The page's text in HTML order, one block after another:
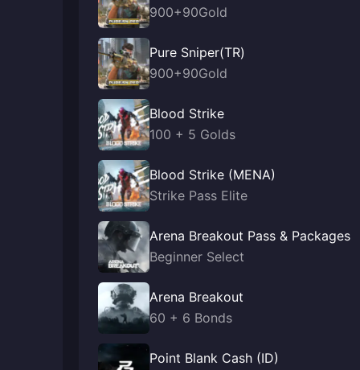
900+90Gold
Pure Sniper(TR)
900+90Gold
Blood Strike
100 + 5 Golds
Blood Strike (MENA)
Strike Pass Elite
Arena Breakout Pass & Packages
Beginner Select
Arena Breakout
60 + 6 Bonds
Point Blank Cash (ID)